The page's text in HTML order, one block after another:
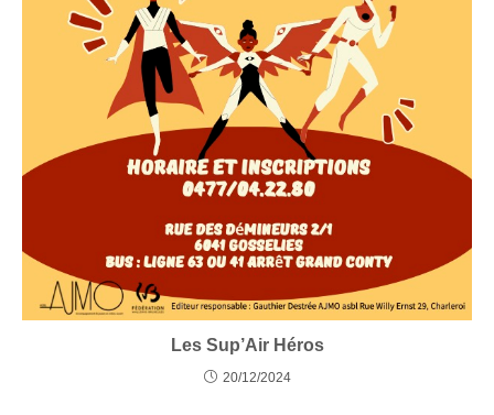
Les Sup’Air Héros
20/12/2024